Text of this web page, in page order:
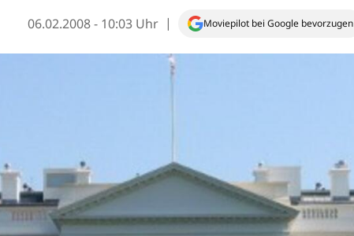
06.02.2008 - 10:03 Uhr Moviepilot bei Google bevorzugen